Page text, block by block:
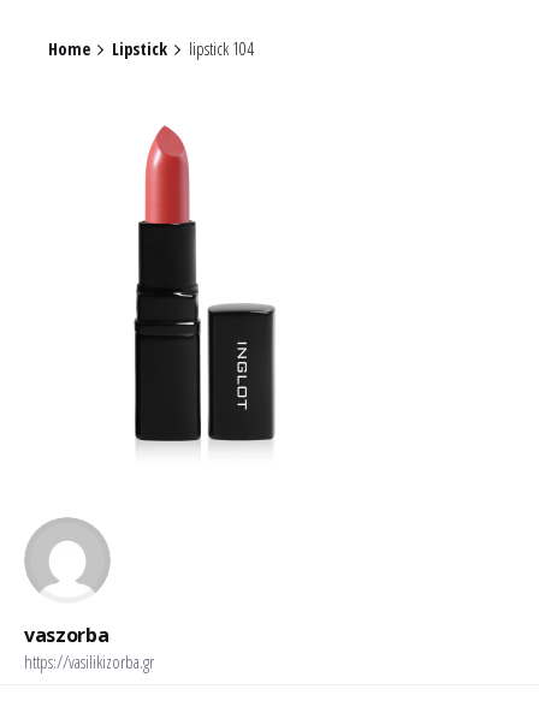
Home Lipstick lipstick 104
vaszorba
https://vasilikizorba.gr